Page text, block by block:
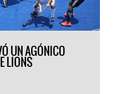
UN AGÓNICO
LIONS